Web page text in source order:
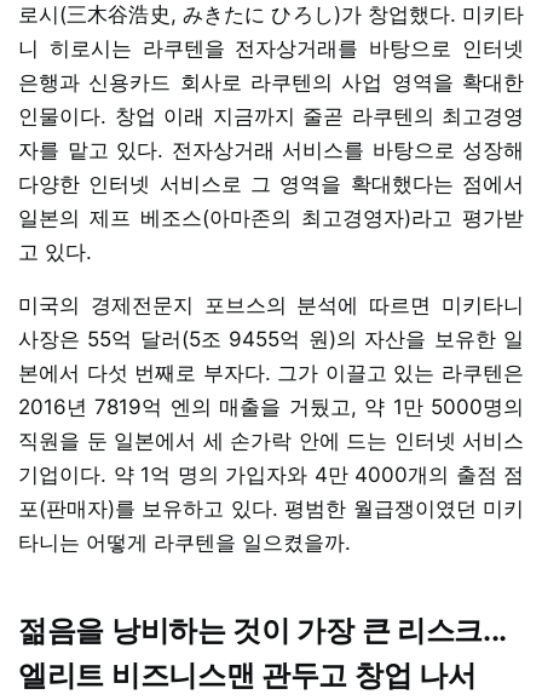
로시(三木谷浩史, みきたに ひろし)가 창업했다. 미키타
니 히로시는 라쿠텐을 전자상거래를 바탕으로 인터넷
은행과 신용카드 회사로 라쿠텐의 사업 영역을 확대한
인물이다. 창업 이래 지금까지 줄곧 라쿠텐의 최고경영
자를 맡고 있다. 전자상거래 서비스를 바탕으로 성장해
다양한 인터넷 서비스로 그 영역을 확대했다는 점에서
일본의 제프 베조스(아마존의 최고경영자)라고 평가받
고 있다.
미국의 경제전문지 포브스의 분석에 따르면 미키타니
사장은 55억 달러(5조 9455억 원)의 자산을 보유한 일
본에서 다섯 번째로 부자다. 그가 이끌고 있는 라쿠텐은
2016년 7819억 엔의 매출을 거뒀고, 약 1만 5000명의
직원을 둔 일본에서 세 손가락 안에 드는 인터넷 서비스
기업이다. 약 1억 명의 가입자와 4만 4000개의 출점 점
포(판매자)를 보유하고 있다. 평범한 월급쟁이였던 미키
타니는 어떻게 라쿠텐을 일으켰을까.
젊음을 낭비하는 것이 가장 큰 리스크...
엘리트 비즈니스맨 관두고 창업 나서